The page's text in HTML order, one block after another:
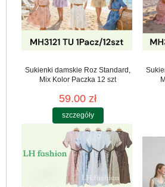
Sukienki damskie Roz Standard,
Mix Kolor Paczka 12 szt
59.00 zł
szczegóły